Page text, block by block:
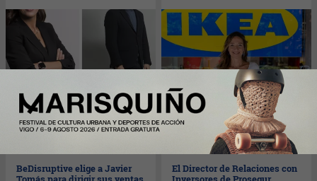
BeDisruptive elige a Javier
12/09/2023
El Director de Relaciones con